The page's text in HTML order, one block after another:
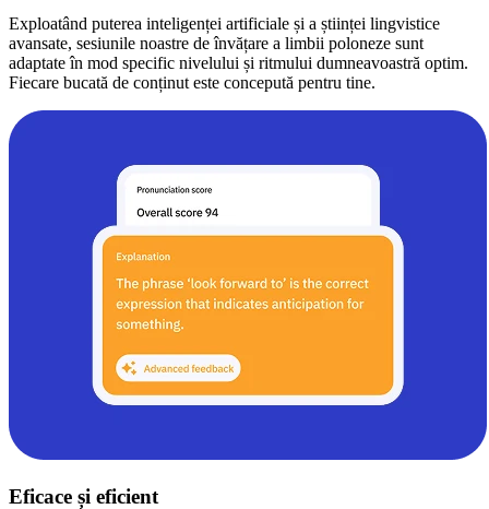
Exploatând puterea inteligenței artificiale și a științei lingvistice
avansate, sesiunile noastre de învățare a limbii poloneze sunt
adaptate în mod specific nivelului și ritmului dumneavoastră optim.
Fiecare bucată de conținut este concepută pentru tine.
Eficace și eficient